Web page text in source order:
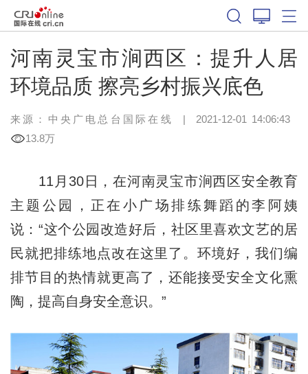
河南灵宝市涧西区：提升人居
环境品质 擦亮乡村振兴底色
来源：中央广电总台国际在线 | 2021-12-01 14:06:43
13.8万
11月30日，在河南灵宝市涧西区安全教育
主题公园，正在小广场排练舞蹈的李阿姨
说：“这个公园改造好后，社区里喜欢文艺的居
民就把排练地点改在这里了。环境好，我们编
排节目的热情就更高了，还能接受安全文化熏
陶，提高自身安全意识。”